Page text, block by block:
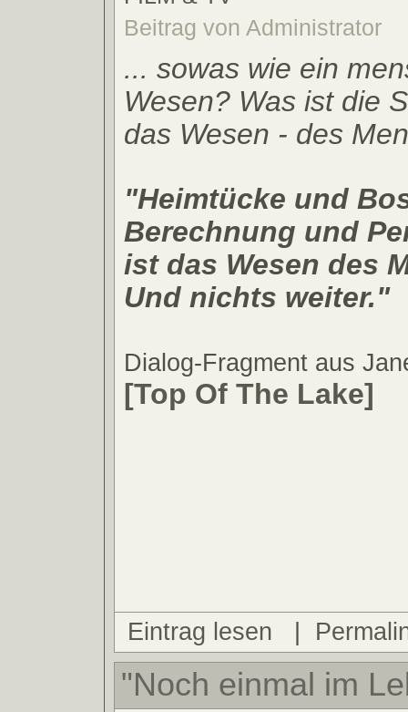
Beitrag von Administrator
... sowas wie ein
Wesen? Was ist die
das Wesen - des
"Heimtücke und
Berechnung und
ist das Wesen des
Und nichts weiter."
Dialog-Fragment aus
[Top Of The Lake]
Eintrag lesen |
"Noch einmal im